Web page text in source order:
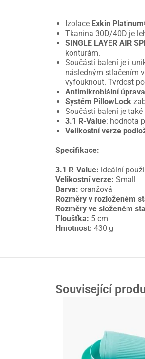
Izolace Exkin
Tkanina 30D/40D je
SINGLE LAYER AIR
konturám.
Součástí balení je i
následným stlačením
vyfouknout. Tvrdost
Antimikrobiální úprava
Systém PillowLock
Součástí balení je
3.1 R-Value: hodnota
Velikostní verze
Specifikace:
3.1 R-Value: ideální
Velikostní verze: Small
Barva: oranžová
Rozměry v rozloženém
Rozměry ve složeném
Tloušťka: 5 cm
Hmotnost: 430 g
Související